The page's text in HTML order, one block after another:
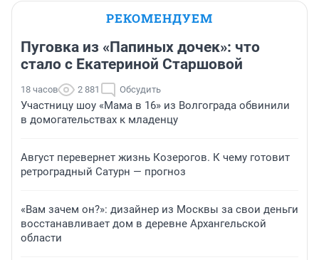
РЕКОМЕНДУЕМ
Пуговка из «Папиных дочек»: что
стало с Екатериной Старшовой
18 часов 2 881 Обсудить
Участницу шоу «Мама в 16» из Волгограда обвинили
в домогательствах к младенцу
Август перевернет жизнь Козерогов. К чему готовит
ретроградный Сатурн — прогноз
«Вам зачем он?»: дизайнер из Москвы за свои деньги
восстанавливает дом в деревне Архангельской
области